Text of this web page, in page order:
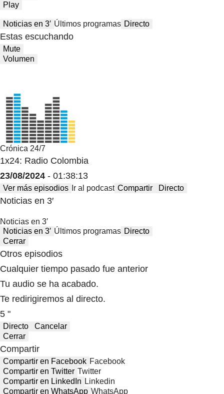
Play
Noticias en 3′ Últimos programas Directo
Estas escuchando
Mute
Volumen
Crónica 24/7
1x24: Radio Colombia
23/08/2024 - 01:38:13
Ver más episodios Ir al podcast Compartir Directo
Noticias en 3′
Noticias en 3′
Noticias en 3′ Últimos programas Directo
Cerrar
Otros episodios
Cualquier tiempo pasado fue anterior
Tu audio se ha acabado.
Te redirigiremos al directo.
5 "
Directo
Cancelar
Cerrar
Compartir
Compartir en Facebook Facebook
Compartir en Twitter Twitter
Compartir en LinkedIn Linkedin
Compartir en WhatsApp WhatsApp